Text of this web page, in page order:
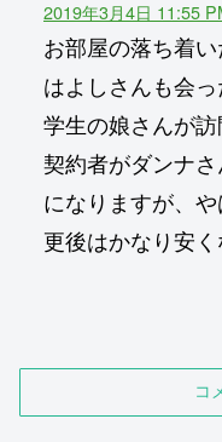
2019年3月4日 11:55
お部屋の落ち着
はよしさんも会
学生の娘さんが
契約者がダンナ
になりますが、
更後はかなり安く
コ